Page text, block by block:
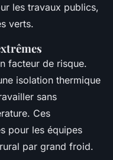
les travaux publics,
verts.
facteur de risque.
isolation thermique
sans
Ces
pour les équipes
par grand froid.